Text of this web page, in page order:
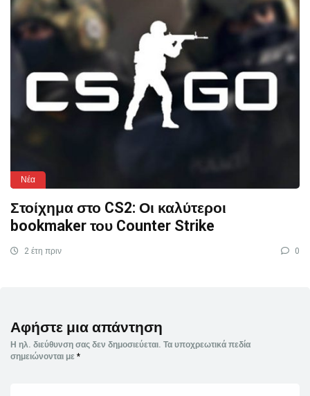
Νέα
Στοίχημα στο CS2: Οι καλύτεροι
bookmaker του Counter Strike
2 έτη πριν 0
Αφήστε μια απάντηση
Η ηλ. διεύθυνση σας δεν δημοσιεύεται. Τα υποχρεωτικά πεδία
σημειώνονται με *